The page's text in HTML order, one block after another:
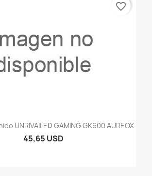
UNRIVAILED GAMING GK600 AUREOX
45,65 USD
favorite_border